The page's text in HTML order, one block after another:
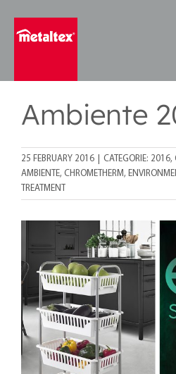
Ambiente
25 FEBRUARY 2016 CATEGORIE: 2016,
AMBIENTE, CHROMETHERM,
TREATMENT